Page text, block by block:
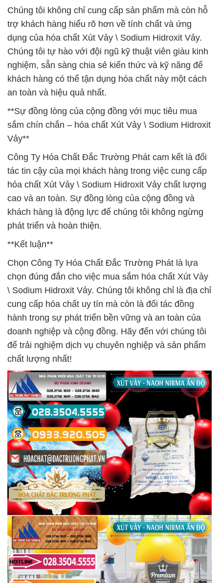
Chúng tôi không chỉ cung cấp sản phẩm mà còn hỗ
trợ khách hàng hiểu rõ hơn về tính chất và ứng
dụng của hóa chất Xút Vảy \ Sodium Hidroxit Vảy.
Chúng tôi tự hào với đội ngũ kỹ thuật viên giàu kinh
nghiệm, sẵn sàng chia sẻ kiến thức và kỹ năng để
khách hàng có thể tận dụng hóa chất này một cách
an toàn và hiệu quả nhất.
**Sự đồng lòng của cộng đồng với mục tiêu mua
sắm chín chắn – hóa chất Xút Vảy \ Sodium Hidroxit
Vảy**
Công Ty Hóa Chất Đắc Trường Phát cam kết là đối
tác tin cậy của mọi khách hàng trong việc cung cấp
hóa chất Xút Vảy \ Sodium Hidroxit Vảy chất lượng
cao và an toàn. Sự đồng lòng của cộng đồng và
khách hàng là động lực để chúng tôi không ngừng
phát triển và hoàn thiện.
**Kết luận**
Chọn Công Ty Hóa Chất Đắc Trường Phát là lựa
chọn đúng đắn cho việc mua sắm hóa chất Xút Vảy
\ Sodium Hidroxit Vảy. Chúng tôi không chỉ là địa chỉ
cung cấp hóa chất uy tín mà còn là đối tác đồng
hành trong sự phát triển bền vững và an toàn của
doanh nghiệp và cộng đồng. Hãy đến với chúng tôi
để trải nghiệm dịch vụ chuyên nghiệp và sản phẩm
chất lượng nhất!